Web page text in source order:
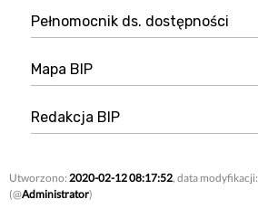
Pełnomocnik ds. dostępności
Mapa BIP
Redakcja BIP
Utworzono: 2020-02-12 08:17:52, data modyfikacji:
(@Administrator)